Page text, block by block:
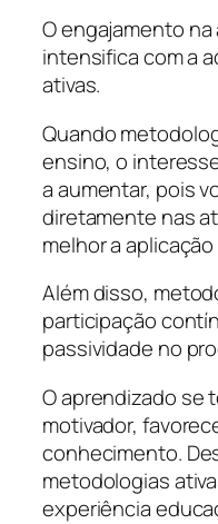
O engajamento
intensifica com a
ativas.
Quando
ensino, o
a aumentar, pois
diretamente nas
melhor a
Além disso,
participação
passividade no
O aprendizado se
motivador,
conhecimento.
metodologias
experiência